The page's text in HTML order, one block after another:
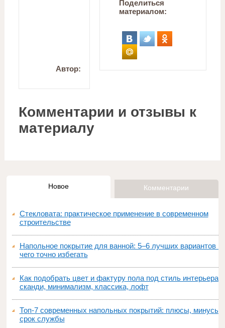
Автор:
Поделиться
материалом:
Комментарии и отзывы к
материалу
Новое Комментарии
Стекловата: практическое применение в современном
строительстве
Напольное покрытие для ванной: 5–6 лучших вариантов и
чего точно избегать
Как подобрать цвет и фактуру пола под стиль интерьера:
сканди, минимализм, классика, лофт
Топ‑7 современных напольных покрытий: плюсы, минусы,
срок службы